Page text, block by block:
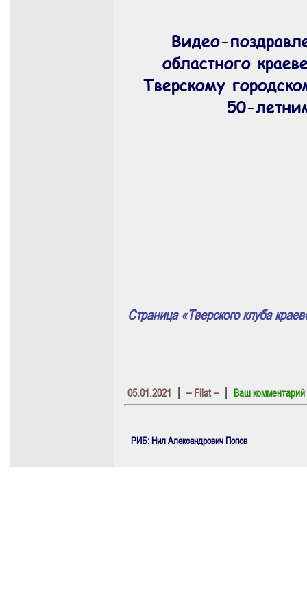
Видео-
областного
Тверскому
50-
Страница «Тверского клуба
05.01.2021 | – Filat – | Ваш комментарий
РИБ: Нил Александрович Попов